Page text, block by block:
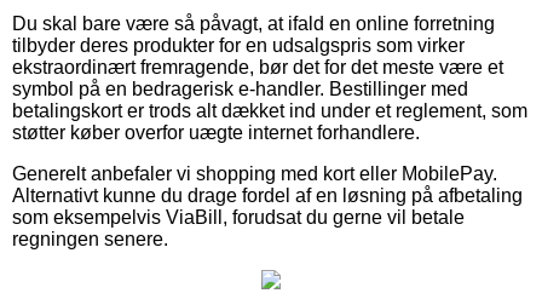
Du skal bare være så påvagt, at ifald en online forretning
tilbyder deres produkter for en udsalgspris som virker
ekstraordinært fremragende, bør det for det meste være et
symbol på en bedragerisk e-handler. Bestillinger med
betalingskort er trods alt dækket ind under et reglement, som
støtter køber overfor uægte internet forhandlere.
Generelt anbefaler vi shopping med kort eller MobilePay.
Alternativt kunne du drage fordel af en løsning på afbetaling
som eksempelvis ViaBill, forudsat du gerne vil betale
regningen senere.